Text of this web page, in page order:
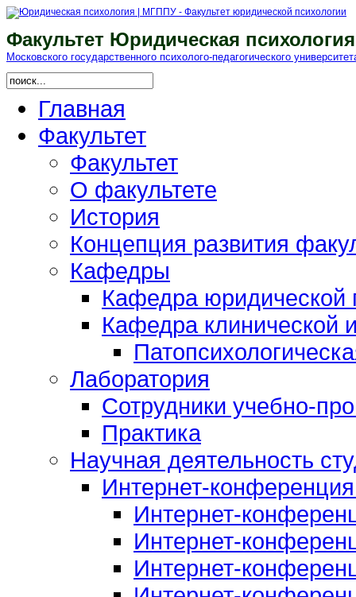
Факультет Юридическая психология
Московского гоcударственного психолого-педагогического
Главная
Факультет
Факультет
О факультете
История
Концепция развития
Кафедры
Кафедра юридической
Кафедра клинической
Лаборатория
Сотрудники учебно-
Практика
Научная деятельность
Интернет-
Интернет-
Интернет-
Интернет-